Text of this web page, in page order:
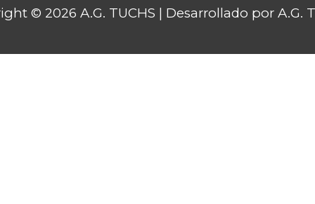
© 2026 A.G. TUCHS | Desarrollado por A.G.